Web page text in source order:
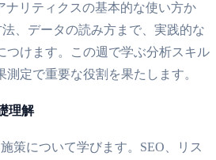
ナリティクスの基本的な使い方か
、データの読み方まで、実践的な
つけます。この週で学ぶ分析スキル
定で重要な役割を果たします。
理解
策について学びます。SEO、リス